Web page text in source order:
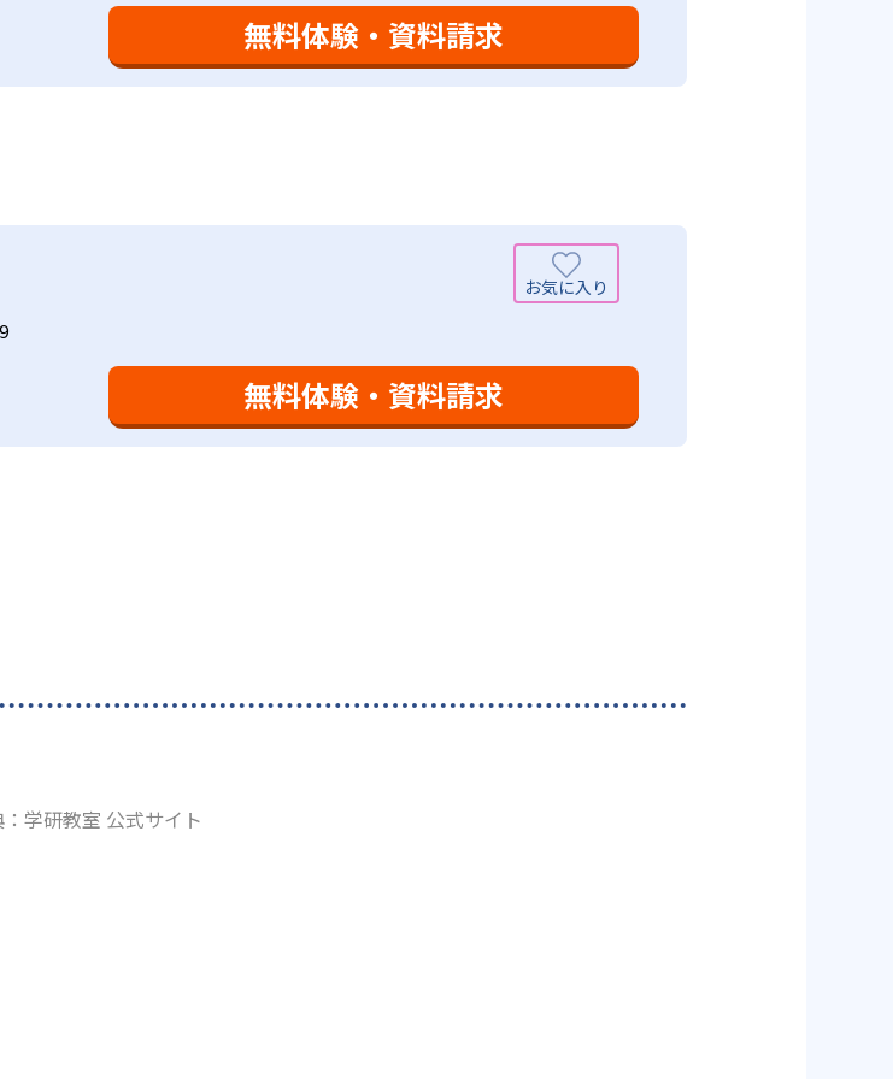
い子供は先取り学習も可能だ。
50分程度と設定している。この時間設定は、子どもが集中して学習でき
由来するものだ。この限界を超えて勉強しても学習の効果は上がらな
談、保護者とのコミュニケーションにも対応している。
。人と人との触れ合いの中で学びを深めることにより、知・情・意のバ
分、生徒によっては物足りなく感じる可能性がある点だろう。相性が気
無料体験・資料請求
無料体験・資料請求
学研教室 公式サイト